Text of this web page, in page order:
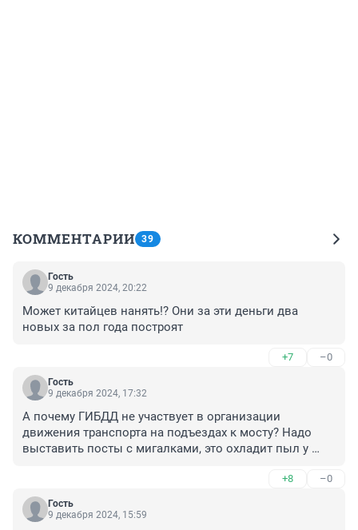
КОММЕНТАРИИ 39
Гость
9 декабря 2024, 20:22
Может китайцев нанять!? Они за эти деньги два
новых за пол года построят
+7 –0
Гость
9 декабря 2024, 17:32
А почему ГИБДД не участвует в организации
движения транспорта на подъездах к мосту? Надо
выставить посты с мигалками, это охладит пыл у
дисциплинированных водителей, создающих
аварийные ситуации. Сотрудникам надо снимать их
на камеру, с последующим оформлением штрафа.
+8 –0
Гость
9 декабря 2024, 15:59